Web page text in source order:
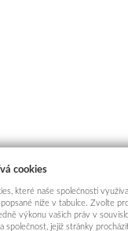
cookies
které naše společnosti
níže v tabulce. Zvolte
výkonu vašich práv v
společnost, jejíž stránky